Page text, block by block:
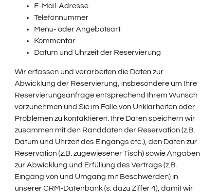
E-Mail-Adresse
Telefonnummer
Menü- oder Angebotsart
Kommentar
Datum und Uhrzeit der Reservierung
Wir erfassen und verarbeiten die Daten zur
Abwicklung der Reservierung, insbesondere um Ihre
Reservierungsanfrage entsprechend Ihrem Wunsch
vorzunehmen und Sie im Falle von Unklarheiten oder
Problemen zu kontaktieren. Ihre Daten speichern wir
zusammen mit den Randdaten der Reservation (z.B.
Datum und Uhrzeit des Eingangs etc.), den Daten zur
Reservation (z.B. zugewiesener Tisch) sowie Angaben
zur Abwicklung und Erfüllung des Vertrags (z.B.
Eingang von und Umgang mit Beschwerden) in
unserer CRM-Datenbank (s. dazu Ziffer 4), damit wir